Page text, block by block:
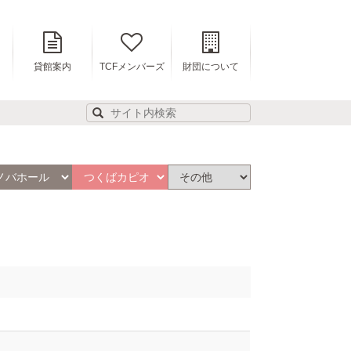
貸館案内 TCFメンバーズ 財団について